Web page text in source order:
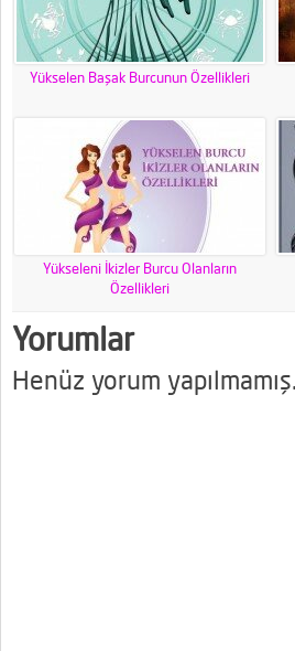
Yükselen Başak Burcunun Özellikleri
Yükseleni İkizler Burcu Olanların
Özellikleri
Yorumlar
Henüz yorum yapılmamış.